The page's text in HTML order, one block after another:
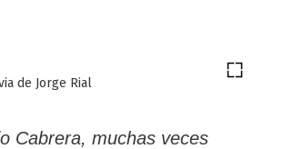
de Jorge Rial
Cabrera, muchas veces